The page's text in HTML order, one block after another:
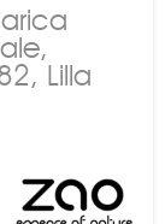
Lilla